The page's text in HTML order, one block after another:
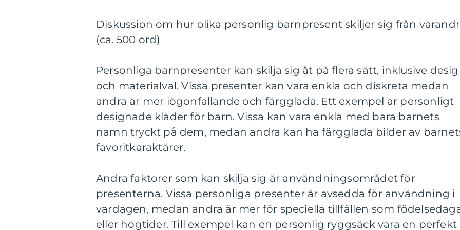
Diskussion om hur olika personlig barnpresent skiljer sig från
(ca. 500 ord)
Personliga barnpresenter kan skilja sig åt på flera sätt, inklusive
och materialval. Vissa presenter kan vara enkla och diskreta medan
andra är mer iögonfallande och färgglada. Ett exempel är personligt
designade kläder för barn. Vissa kan vara enkla med bara barnets
namn tryckt på dem, medan andra kan ha färgglada bilder av
favoritkaraktärer.
Andra faktorer som kan skilja sig är användningsområdet för
presenterna. Vissa personliga presenter är avsedda för användning i
vardagen, medan andra är mer för speciella tillfällen som
eller högtider. Till exempel kan en personlig ryggsäck vara en perfekt